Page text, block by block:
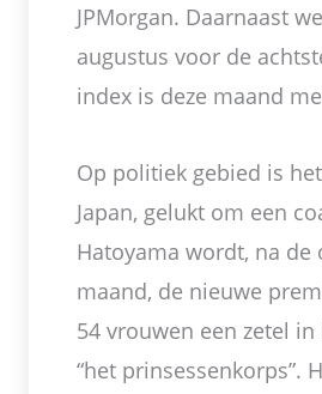
JPMorgan. Daarnaast
augustus voor de
index is deze maand
Op politiek gebied is
Japan, gelukt om een
Hatoyama wordt, na
maand, de nieuwe
54 vrouwen een zetel
“het prinsessenkorps”.